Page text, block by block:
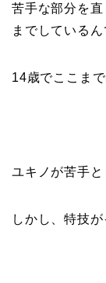
苦手な部分を
までしているん
14歳でここま
ユキノが苦手と
しかし、特技